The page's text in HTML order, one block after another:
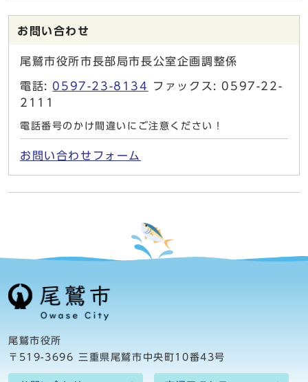
お問い合わせ
尾鷲市役所市長部局市長公室企画調整係
電話: 0597-23-8134
ファックス: 0597-22-
2111
電話番号のかけ間違いにご注意ください！
お問い合わせフォーム
尾鷲市役所
〒519-3696 三重県尾鷲市中央町10番43号